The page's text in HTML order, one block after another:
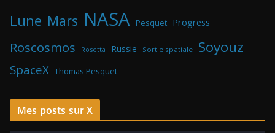
Lune Mars NASA Pesquet Progress
Roscosmos Rosetta Russie Sortie spatiale Soyouz
SpaceX Thomas Pesquet
Mes posts sur X